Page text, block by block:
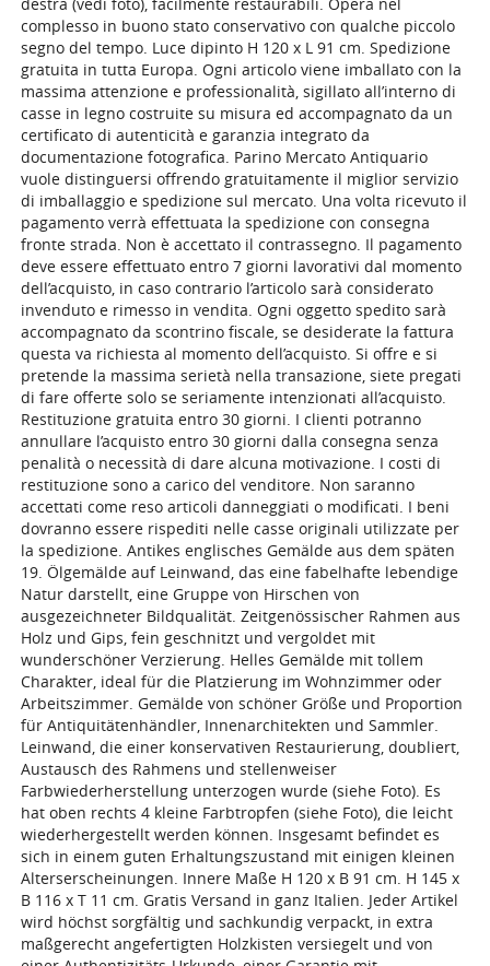
complesso in buono stato conservativo con qualche piccolo
segno del tempo. Luce dipinto H 120 x L 91 cm. Spedizione
gratuita in tutta Europa. Ogni articolo viene imballato con la
massima attenzione e professionalità, sigillato all’interno di
casse in legno costruite su misura ed accompagnato da un
certificato di autenticità e garanzia integrato da
documentazione fotografica. Parino Mercato Antiquario
vuole distinguersi offrendo gratuitamente il miglior servizio
di imballaggio e spedizione sul mercato. Una volta ricevuto il
pagamento verrà effettuata la spedizione con consegna
fronte strada. Non è accettato il contrassegno. Il pagamento
deve essere effettuato entro 7 giorni lavorativi dal momento
dell’acquisto, in caso contrario l’articolo sarà considerato
invenduto e rimesso in vendita. Ogni oggetto spedito sarà
accompagnato da scontrino fiscale, se desiderate la fattura
questa va richiesta al momento dell’acquisto. Si offre e si
pretende la massima serietà nella transazione, siete pregati
di fare offerte solo se seriamente intenzionati all’acquisto.
Restituzione gratuita entro 30 giorni. I clienti potranno
annullare l’acquisto entro 30 giorni dalla consegna senza
penalità o necessità di dare alcuna motivazione. I costi di
restituzione sono a carico del venditore. Non saranno
accettati come reso articoli danneggiati o modificati. I beni
dovranno essere rispediti nelle casse originali utilizzate per
la spedizione. Antikes englisches Gemälde aus dem späten
19. Ölgemälde auf Leinwand, das eine fabelhafte lebendige
Natur darstellt, eine Gruppe von Hirschen von
ausgezeichneter Bildqualität. Zeitgenössischer Rahmen aus
Holz und Gips, fein geschnitzt und vergoldet mit
wunderschöner Verzierung. Helles Gemälde mit tollem
Charakter, ideal für die Platzierung im Wohnzimmer oder
Arbeitszimmer. Gemälde von schöner Größe und Proportion
für Antiquitätenhändler, Innenarchitekten und Sammler.
Leinwand, die einer konservativen Restaurierung, doubliert,
Austausch des Rahmens und stellenweiser
Farbwiederherstellung unterzogen wurde (siehe Foto). Es
hat oben rechts 4 kleine Farbtropfen (siehe Foto), die leicht
wiederhergestellt werden können. Insgesamt befindet es
sich in einem guten Erhaltungszustand mit einigen kleinen
Alterserscheinungen. Innere Maße H 120 x B 91 cm. H 145 x
B 116 x T 11 cm. Gratis Versand in ganz Italien. Jeder Artikel
wird höchst sorgfältig und sachkundig verpackt, in extra
maßgerecht angefertigten Holzkisten versiegelt und von